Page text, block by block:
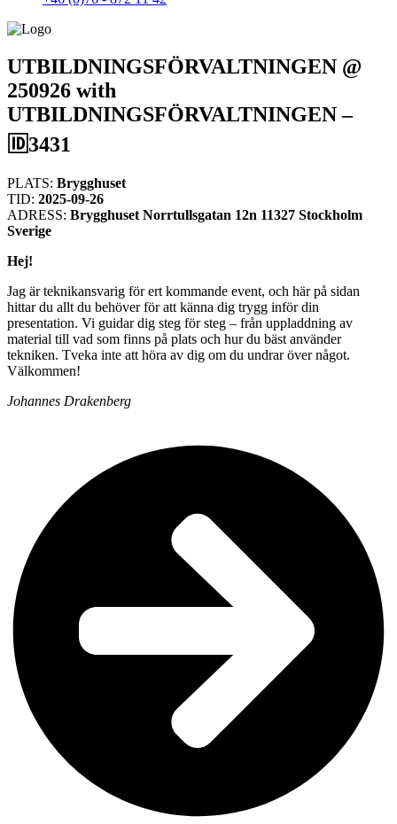
UTBILDNINGSFÖRVALTNINGEN @
250926 with
UTBILDNINGSFÖRVALTNINGEN –
🆔3431
PLATS: Brygghuset
TID: 2025-09-26
ADRESS: Brygghuset Norrtullsgatan 12n 11327 Stockholm
Sverige
Hej!
Jag är teknikansvarig för ert kommande event, och här på sidan
hittar du allt du behöver för att känna dig trygg inför din
presentation. Vi guidar dig steg för steg – från uppladdning av
material till vad som finns på plats och hur du bäst använder
tekniken. Tveka inte att höra av dig om du undrar över något.
Välkommen!
Johannes Drakenberg